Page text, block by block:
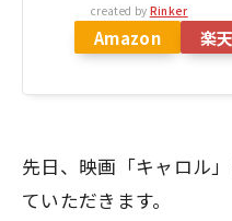
created by Rinker
Amazon 楽
先日、映画「キャロル
ていただきます。